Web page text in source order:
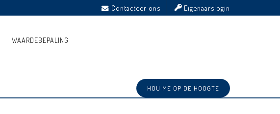
Contacteer ons Eigenaarslogin
WAARDEBEPALING
HOU ME OP DE HOOGTE
Ref: 3504324